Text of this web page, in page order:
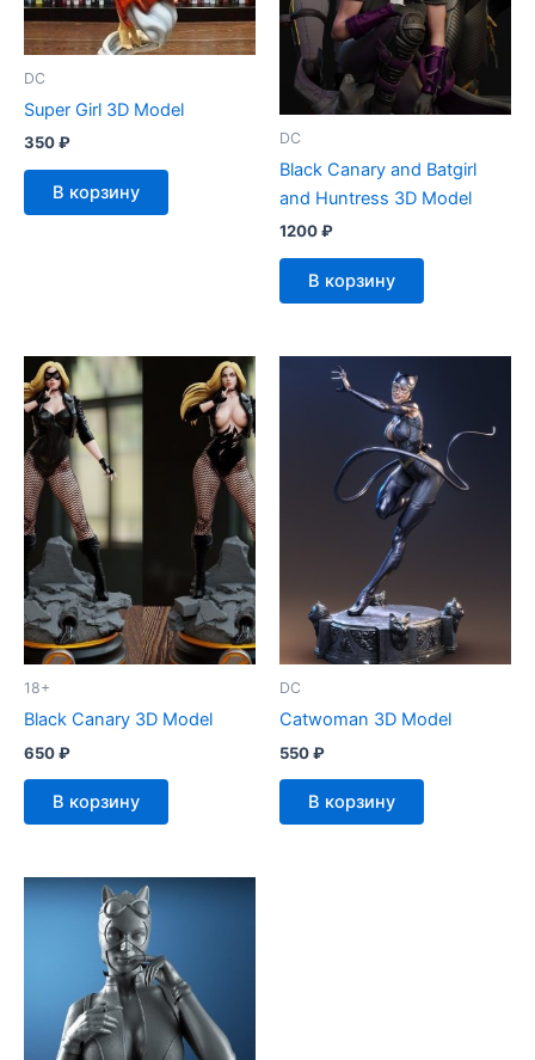
DC
Super Girl 3D Model
350₽
В корзину
DC
Black Canary and Batgirl
and Huntress 3D Model
1200₽
В корзину
18+
Black Canary 3D Model
650₽
В корзину
DC
Catwoman 3D Model
550₽
В корзину